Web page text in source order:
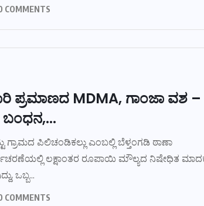
COMMENTS
ಪ್ರಮಾಣದ MDMA, ಗಾಂಜಾ ವಶ –
ಗ್ರಾಮದ ಪಿಲಿಚಂಡಿಕಲ್ಲು ಎಂಬಲ್ಲಿ ಬೆಳ್ತಂಗಡಿ ಠಾಣಾ
ಲಕ್ಷಾಂತರ ರೂಪಾಯಿ ಮೌಲ್ಯದ ನಿಷೇಧಿತ
ಒಬ್ಬ...
COMMENTS